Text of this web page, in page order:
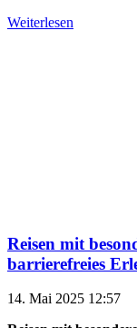
Weiterlesen
Reisen mit
barrierefreies
14. Mai 2025 12:57